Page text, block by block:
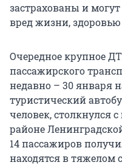
застрахованы и
вред жизни,
Очередное крупное
пассажирского
недавно – 30 января
туристический
человек, столкнулся
районе
14 пассажиров
находятся в тяжелом